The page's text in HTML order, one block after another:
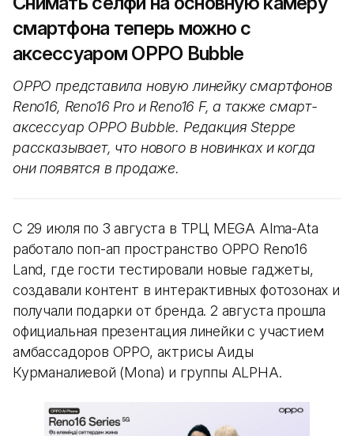
смартфона теперь можно с
аксессуаром OPPO Bubble
OPPO представила новую линейку смартфонов
Reno16, Reno16 Pro и Reno16 F, а также смарт-
аксессуар OPPO Bubble. Редакция Steppe
рассказывает, что нового в новинках и когда
они появятся в продаже.
С 29 июля по 3 августа в ТРЦ MEGA Alma-Ata
работало поп-ап пространство OPPO Reno16
Land, где гости тестировали новые гаджеты,
создавали контент в интерактивных фотозонах и
получали подарки от бренда. 2 августа прошла
официальная презентация линейки с участием
амбассадоров OPPO, актрисы Аиды
Курманалиевой (Mona) и группы ALPHA.